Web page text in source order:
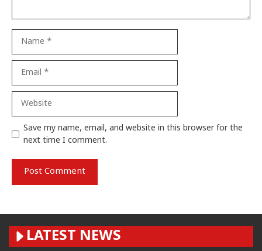
Save my name, email, and website in this browser for the
next time I comment.
LATEST NEWS